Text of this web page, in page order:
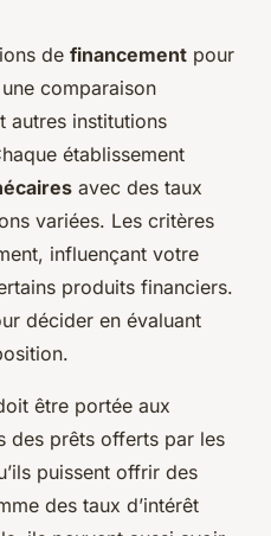
de financement pour
une comparaison
autres institutions
établissement
avec des taux
variées. Les critères
influençant votre
produits financiers.
décider en évaluant
être portée aux
des prêts offerts par les
puissent offrir des
des taux d’intérêt